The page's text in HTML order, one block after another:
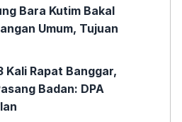
Bara Kutim Bakal
Umum, Tujuan
Kali Rapat Banggar,
Badan: DPA